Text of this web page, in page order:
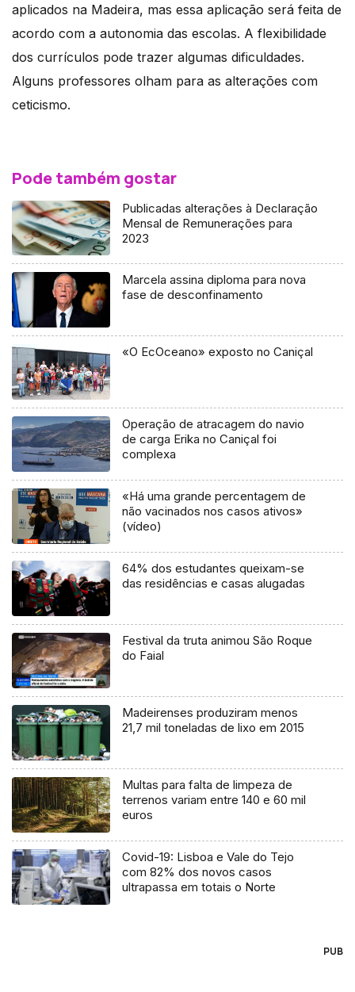
aplicados na Madeira, mas essa aplicação será feita de
acordo com a autonomia das escolas. A flexibilidade
dos currículos pode trazer algumas dificuldades.
Alguns professores olham para as alterações com
ceticismo.
Pode também gostar
Publicadas alterações à Declaração
Mensal de Remunerações para
2023
Marcela assina diploma para nova
fase de desconfinamento
«O EcOceano» exposto no Caniçal
Operação de atracagem do navio
de carga Erika no Caniçal foi
complexa
«Há uma grande percentagem de
não vacinados nos casos ativos»
(vídeo)
64% dos estudantes queixam-se
das residências e casas alugadas
Festival da truta animou São Roque
do Faial
Madeirenses produziram menos
21,7 mil toneladas de lixo em 2015
Multas para falta de limpeza de
terrenos variam entre 140 e 60 mil
euros
Covid-19: Lisboa e Vale do Tejo
com 82% dos novos casos
ultrapassa em totais o Norte
PUB